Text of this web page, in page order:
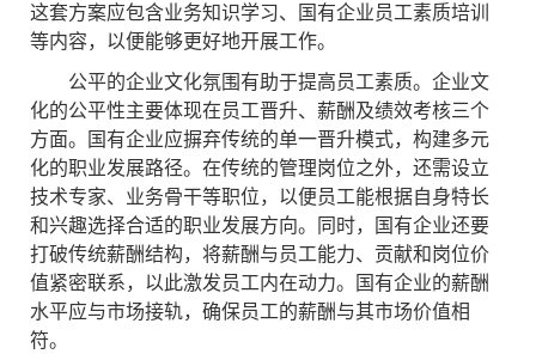
这套方案应包含业务知识学习、国有企业员工素质培训
等内容，以便能够更好地开展工作。
公平的企业文化氛围有助于提高员工素质。企业文
化的公平性主要体现在员工晋升、薪酬及绩效考核三个
方面。国有企业应摒弃传统的单一晋升模式，构建多元
化的职业发展路径。在传统的管理岗位之外，还需设立
技术专家、业务骨干等职位，以便员工能根据自身特长
和兴趣选择合适的职业发展方向。同时，国有企业还要
打破传统薪酬结构，将薪酬与员工能力、贡献和岗位价
值紧密联系，以此激发员工内在动力。国有企业的薪酬
水平应与市场接轨，确保员工的薪酬与其市场价值相
符。